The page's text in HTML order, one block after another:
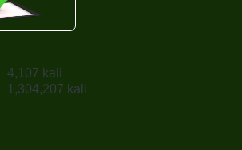
4,107 kali
1,304,207 kali